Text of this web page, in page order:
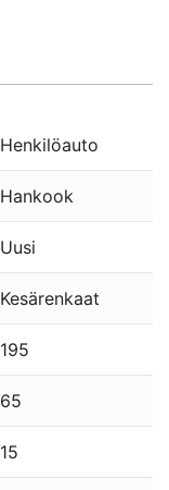
Henkilöauto
Hankook
Uusi
Kesärenkaat
195
65
15